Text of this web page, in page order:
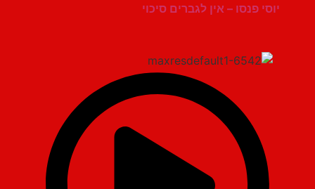
יוסי פנסו – אין לגברים סיכוי